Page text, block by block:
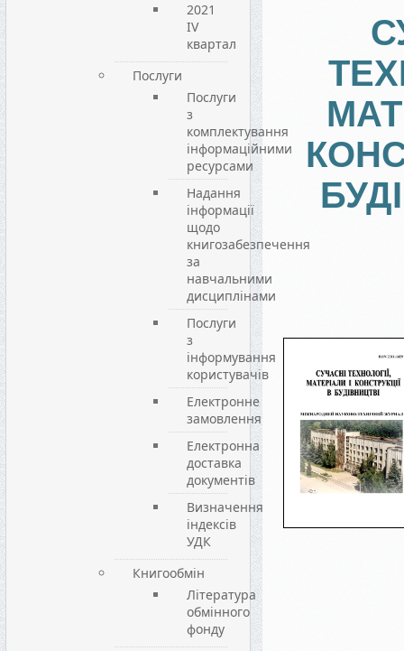
2021
IV
квартал
Послуги
Послуги
з
комплектування
інформаційними
ресурсами
Надання
інформації
щодо
книгозабезпечення
за
навчальними
дисциплінами
Послуги
з
інформування
користувачів
Електронне
замовлення
Електронна
доставка
документів
Визначення
індексів
УДК
Книгообмін
Література
обмінного
фонду